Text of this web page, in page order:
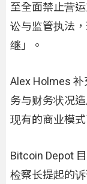
至全面禁止营
讼与监管执法
继」。
Alex Holmes
务与财务状况
现有的商业模式
Bitcoin Depot
检察长提起的